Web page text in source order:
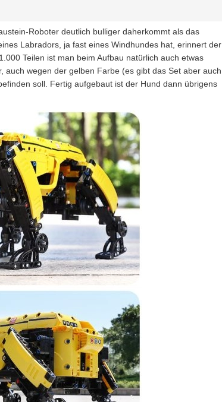
Roboter deutlich bulliger daherkommt als das
Labradors, ja fast eines Windhundes hat, erinnert der
Teilen ist man beim Aufbau natürlich auch etwas
auch wegen der gelben Farbe (es gibt das Set aber auch
soll. Fertig aufgebaut ist der Hund dann übrigens